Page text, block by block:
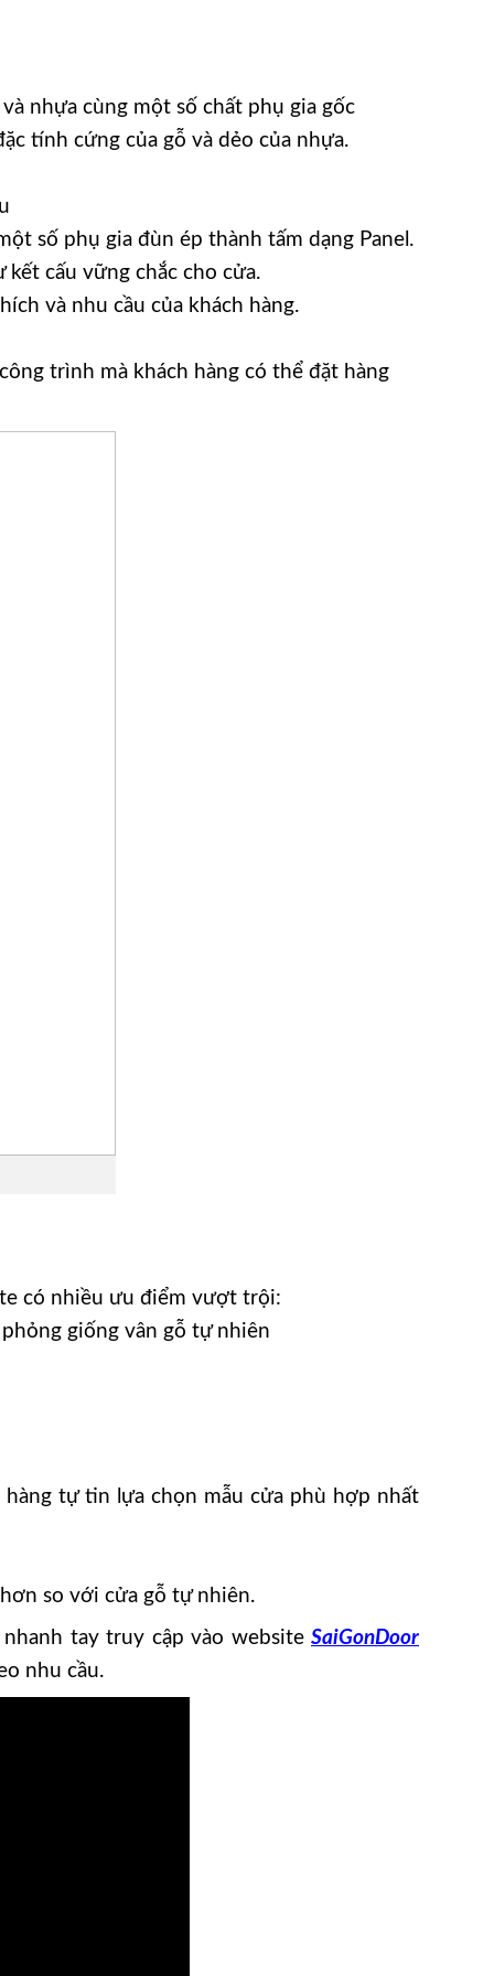
nhựa cùng một số chất phụ gia gốc
tính cứng của gỗ và dẻo của nhựa.
số phụ gia đùn ép thành tấm dạng Panel.
cấu vững chắc cho cửa.
và nhu cầu của khách hàng.
trình mà khách hàng có thể đặt hàng
có nhiều ưu điểm vượt trội:
giống vân gỗ tự nhiên
tự tin lựa chọn mẫu cửa phù hợp nhất
so với cửa gỗ tự nhiên.
tay truy cập vào website SaiGonDoor
nhu cầu.